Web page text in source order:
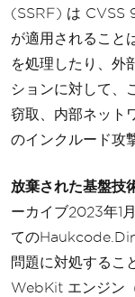
(SSRF) は CVSS
が適用されること
を処理したり、外
ションに対して、
窃取、内部ネット
のインクルード攻
放棄された基盤技
ーカイブ2023年1
ての
問題に対処するこ
WebKit エンジン